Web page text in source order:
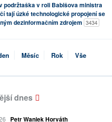
podržtaška v roli Babišova ministra
tají úzké technologické propojení se
dezinformačním zdrojem 3434
Měsíc Rok Vše
dnes
Petr Waniek Horváth